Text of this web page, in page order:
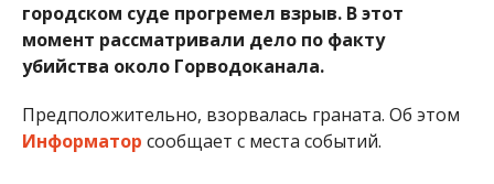
городском суде прогремел взрыв. В этот
момент рассматривали дело по факту
убийства около Горводоканала.
Предположительно, взорвалась граната. Об этом
Информатор сообщает с места событий.